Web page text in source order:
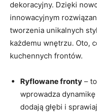
dekoracyjny. Dzięki
innowacyjnym
tworzenia unikalnych
każdemu wnętrzu. Oto,
kuchennych frontów.
Ryflowane fronty –
wprowadza
dodają głębi i